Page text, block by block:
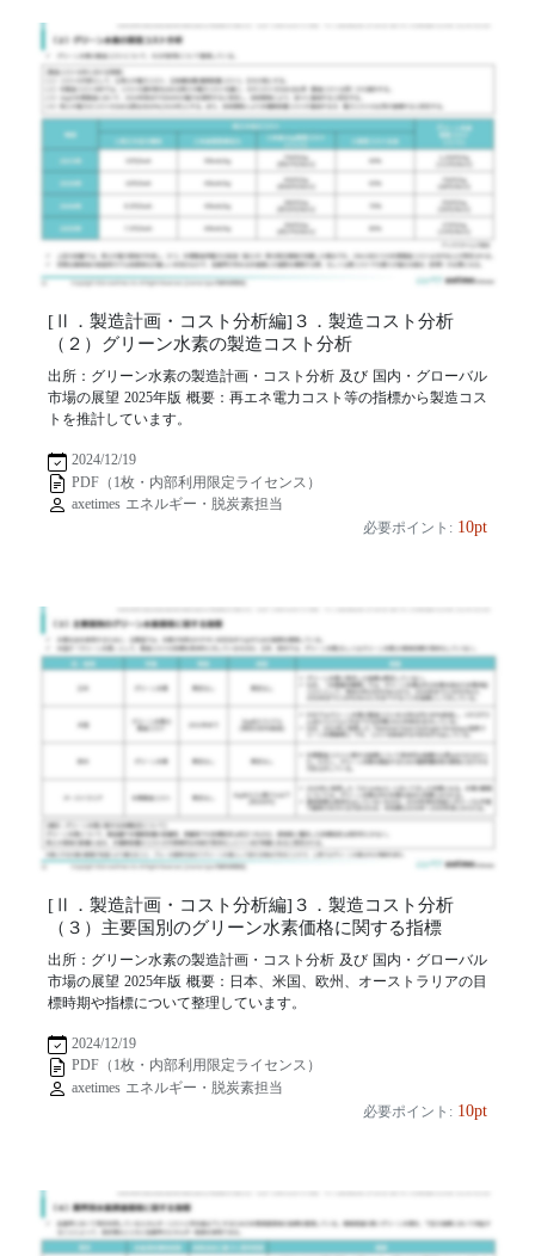
[Ⅱ．製造計画・コスト分析編]３．製造コスト分析
（２）グリーン水素の製造コスト分析
出所：グリーン水素の製造計画・コスト分析 及び 国内・グローバル
市場の展望 2025年版 概要：再エネ電力コスト等の指標から製造コス
トを推計しています。
2024/12/19
PDF（1枚・内部利用限定ライセンス）
axetimes エネルギー・脱炭素担当
必要ポイント: 10pt
[Ⅱ．製造計画・コスト分析編]３．製造コスト分析
（３）主要国別のグリーン水素価格に関する指標
出所：グリーン水素の製造計画・コスト分析 及び 国内・グローバル
市場の展望 2025年版 概要：日本、米国、欧州、オーストラリアの目
標時期や指標について整理しています。
2024/12/19
PDF（1枚・内部利用限定ライセンス）
axetimes エネルギー・脱炭素担当
必要ポイント: 10pt